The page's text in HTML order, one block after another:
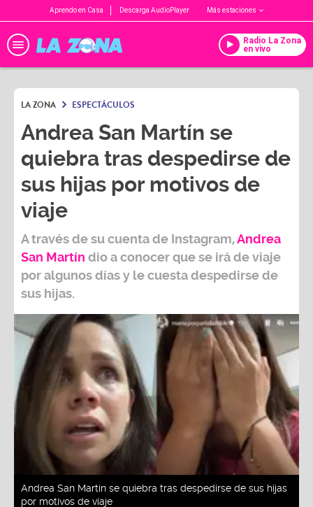
Aprendo en Casa Descarga AudioPlayer Más estaciones
Radio La Zona
en vivo
LA ZONA ESPECTÁCULOS
Andrea San Martín se
quiebra tras despedirse de
sus hijas por motivos de
viaje
A través de su cuenta de Instagram,Andrea
San Martín dio a conocer que se irá de viaje
por algunos días y le cuesta despedirse de
sus hijas.
Andrea San Martín se quiebra tras despedirse de sus hijas
por motivos de viaje